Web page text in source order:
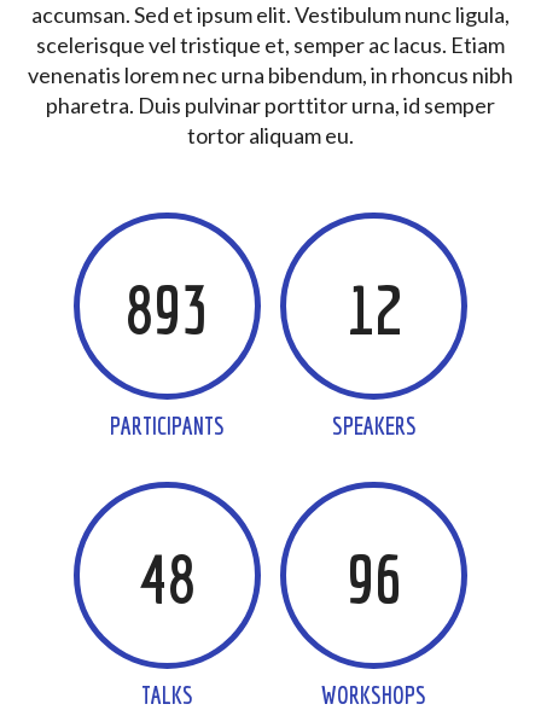
accumsan. Sed et ipsum elit. Vestibulum nunc ligula,
scelerisque vel tristique et, semper ac lacus. Etiam
venenatis lorem nec urna bibendum, in rhoncus nibh
pharetra. Duis pulvinar porttitor urna, id semper
tortor aliquam eu.
893
PARTICIPANTS
12
SPEAKERS
48
TALKS
96
WORKSHOPS